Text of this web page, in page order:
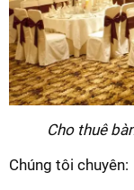
Cho thuê
Chúng tôi chuyên: